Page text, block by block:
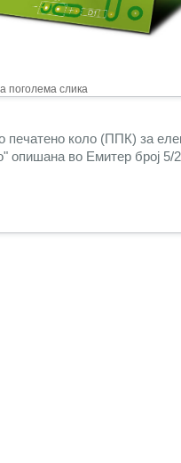
поголема слика
печатено коло (ППК) за
" опишана во Емитер број 5/